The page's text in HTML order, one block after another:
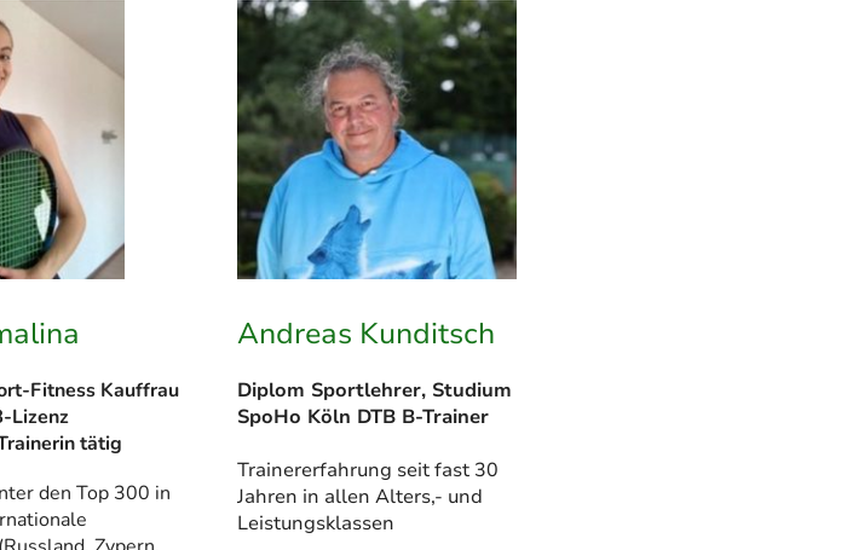
Andreas Kunditsch
Diplom Sportlehrer, Studium
SpoHo Köln DTB B-Trainer
Trainererfahrung seit fast 30
Jahren in allen Alters,- und
Leistungsklassen
Fitness Kauffrau
Lizenz
tätig
den Top 300 in